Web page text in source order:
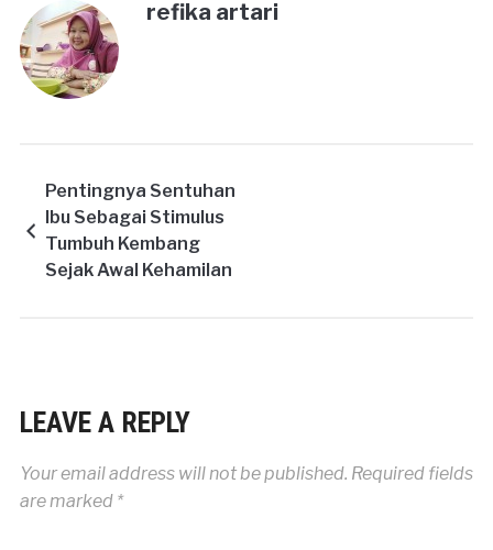
refika artari
Pentingnya Sentuhan
Ibu Sebagai Stimulus
Tumbuh Kembang
Sejak Awal Kehamilan
LEAVE A REPLY
Your email address will not be published. Required fields
are marked *